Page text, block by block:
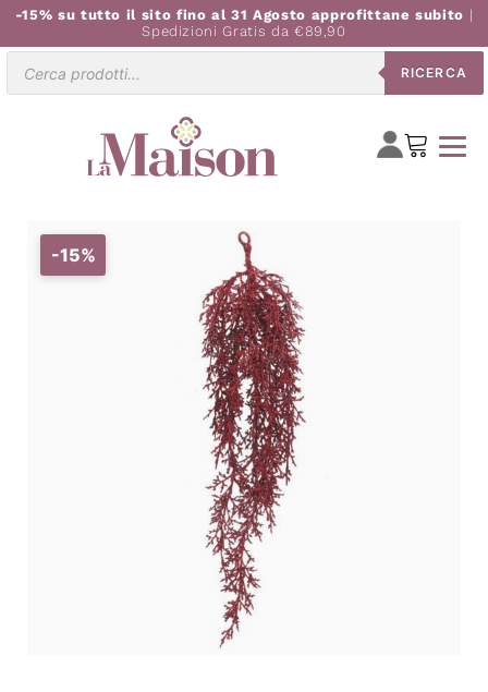
-15% su tutto il sito fino al 31 Agosto approfittane subito |
Spedizioni Gratis da €89,90
RICERCA
-15%